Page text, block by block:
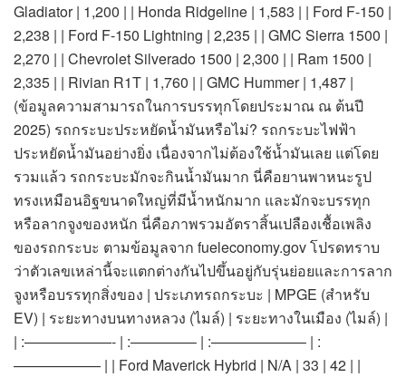
Gladiator | 1,200 | | Honda Ridgeline | 1,583 | | Ford F-150 |
2,238 | | Ford F-150 Lightning | 2,235 | | GMC Sierra 1500 |
2,270 | | Chevrolet Silverado 1500 | 2,300 | | Ram 1500 |
2,335 | | Rivian R1T | 1,760 | | GMC Hummer | 1,487 |
(ข้อมูลความสามารถในการบรรทุกโดยประมาณ ณ ต้นปี
2025) รถกระบะประหยัดน้ำมันหรือไม่? รถกระบะไฟฟ้า
ประหยัดน้ำมันอย่างยิ่ง เนื่องจากไม่ต้องใช้น้ำมันเลย แต่โดย
รวมแล้ว รถกระบะมักจะกินน้ำมันมาก นี่คือยานพาหนะรูป
ทรงเหมือนอิฐขนาดใหญ่ที่มีน้ำหนักมาก และมักจะบรรทุก
หรือลากจูงของหนัก นี่คือภาพรวมอัตราสิ้นเปลืองเชื้อเพลิง
ของรถกระบะ ตามข้อมูลจาก fueleconomy.gov โปรดทราบ
ว่าตัวเลขเหล่านี้จะแตกต่างกันไปขึ้นอยู่กับรุ่นย่อยและการลาก
จูงหรือบรรทุกสิ่งของ | ประเภทรถกระบะ | MPGE (สำหรับ
EV) | ระยะทางบนทางหลวง (ไมล์) | ระยะทางในเมือง (ไมล์) |
| :——————- | :————– | :——————– | :
—————— | | Ford Maverick Hybrid | N/A | 33 | 42 | |